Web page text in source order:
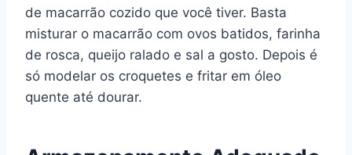
de macarrão cozido que você tiver. Basta
misturar o macarrão com ovos batidos, farinha
de rosca, queijo ralado e sal a gosto. Depois é
só modelar os croquetes e fritar em óleo
quente até dourar.